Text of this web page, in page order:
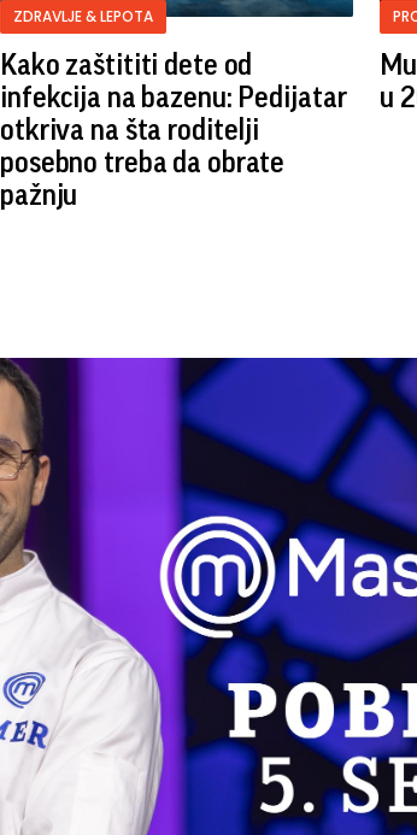
ZDRAVLJE & LEPOTA
Kako zaštititi dete od
infekcija na bazenu: Pedijatar
otkriva na šta roditelji
posebno treba da obrate
pažnju
u